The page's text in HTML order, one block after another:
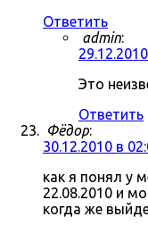
Ответить
admin:
Это
Ответить
Фёдор:
30.12.2010 в
как я понял у
22.08.2010 и
когда же